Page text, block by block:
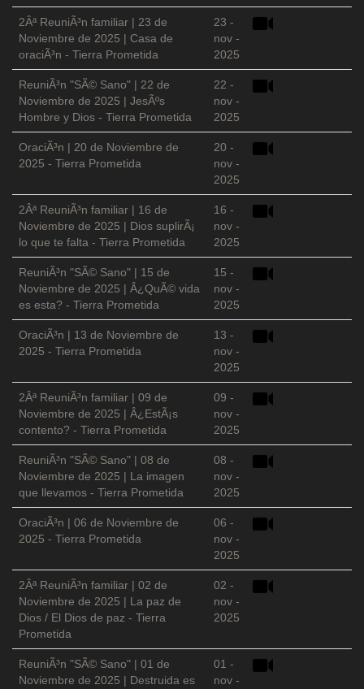
2Âª ReuniÃ³n familiar | 23 de
Noviembre de 2025 | Casa de
oraciÃ³n - Tierra Prometida
23 -
nov -
2025
ReuniÃ³n "SÃ© Sano" | 22 de
Noviembre de 2025 | JesÃºs
Hombre y Dios - Tierra Prometida
22 -
nov -
2025
OraciÃ³n | 20 de Noviembre de
2025 - Tierra Prometida
20 -
nov -
2025
2Âª ReuniÃ³n familiar | 16 de
Noviembre de 2025 | Dios suplirÃ¡
lo que te falta - Tierra Prometida
16 -
nov -
2025
ReuniÃ³n "SÃ© Sano" | 15 de
Noviembre de 2025 | Â¿QuÃ© vida
es esta? - Tierra Prometida
15 -
nov -
2025
OraciÃ³n | 13 de Noviembre de
2025 - Tierra Prometida
13 -
nov -
2025
2Âª ReuniÃ³n familiar | 09 de
Noviembre de 2025 | Â¿EstÃ¡s
contento? - Tierra Prometida
09 -
nov -
2025
ReuniÃ³n "SÃ© Sano" | 08 de
Noviembre de 2025 | La imagen
que llevamos - Tierra Prometida
08 -
nov -
2025
OraciÃ³n | 06 de Noviembre de
2025 - Tierra Prometida
06 -
nov -
2025
2Âª ReuniÃ³n familiar | 02 de
Noviembre de 2025 | La paz de
Dios / El Dios de paz - Tierra
Prometida
02 -
nov -
2025
ReuniÃ³n "SÃ© Sano" | 01 de
Noviembre de 2025 | Destruida es
01 -
nov -